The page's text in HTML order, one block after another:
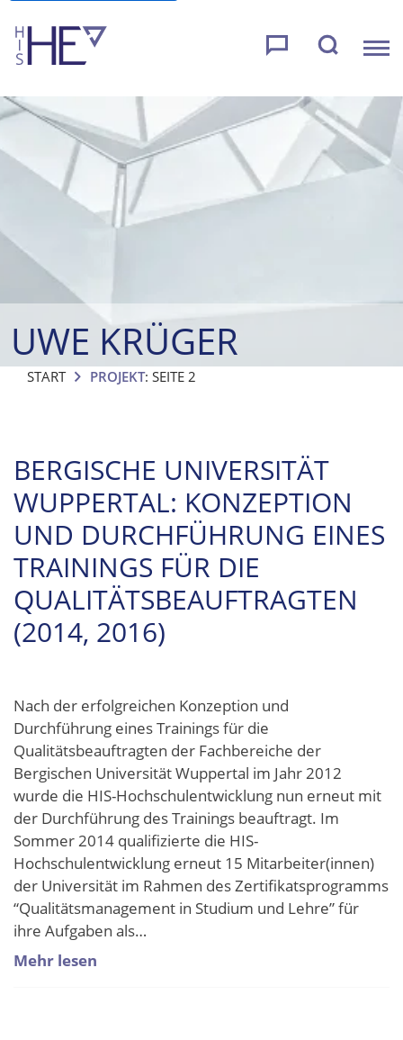
UWE KRÜGER
START PROJEKT: SEITE 2
BERGISCHE UNIVERSITÄT
WUPPERTAL: KONZEPTION
UND DURCHFÜHRUNG EINES
TRAININGS FÜR DIE
QUALITÄTSBEAUFTRAGTEN
(2014, 2016)
Nach der erfolgreichen Konzeption und
Durchführung eines Trainings für die
Qualitätsbeauftragten der Fachbereiche der
Bergischen Universität Wuppertal im Jahr 2012
wurde die HIS-Hochschulentwicklung nun erneut mit
der Durchführung des Trainings beauftragt. Im
Sommer 2014 qualifizierte die HIS-
Hochschulentwicklung erneut 15 Mitarbeiter(innen)
der Universität im Rahmen des Zertifikatsprogramms
“Qualitätsmanagement in Studium und Lehre” für
ihre Aufgaben als…
Mehr lesen